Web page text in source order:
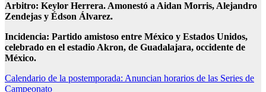
Arbitro: Keylor Herrera. Amonestó a Aidan Morris, Alejandro
Zendejas y Édson Álvarez.
Incidencia: Partido amistoso entre México y Estados Unidos,
celebrado en el estadio Akron, de Guadalajara, occidente de
México.
Navegación
Calendario de la postemporada: Anuncian horarios de las Series de
Campeonato